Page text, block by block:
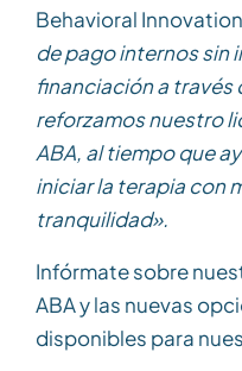
Behavioral
de pago internos sin
financiación a través
reforzamos nuestro
ABA, al tiempo que
iniciar la terapia con
tranquilidad».
Infórmate sobre
ABA y las nuevas
disponibles para